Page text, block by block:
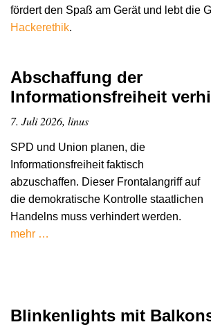
fördert den Spaß am Gerät und lebt die
Hacker­ethik.
Abschaffung der
Informationsfreiheit
7. Juli 2026, linus
SPD und Union planen, die
Informationsfreiheit faktisch
abzuschaffen. Dieser Frontalangriff auf
die demokratische Kontrolle staatlichen
Handelns muss verhindert werden.
mehr …
Blinkenlights mit